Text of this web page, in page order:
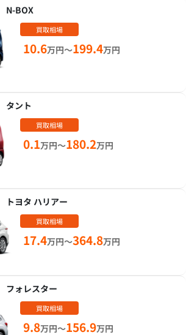
N-BOX
買取相場
10.6万円～199.4万円
タント
買取相場
0.1万円～180.2万円
トヨタ ハリアー
買取相場
17.4万円～364.8万円
フォレスター
買取相場
9.8万円～156.9万円